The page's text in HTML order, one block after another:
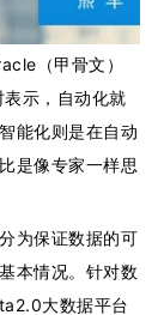
（甲骨文）
示，自动化就
能化则是在自动
是像专家一样思
为保证数据的可
本情况。针对数
大数据平台